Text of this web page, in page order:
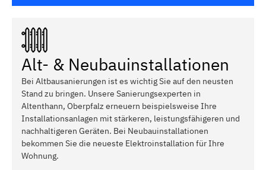
Alt- & Neubauinstallationen
Bei Altbausanierungen ist es wichtig Sie auf den neusten
Stand zu bringen. Unsere Sanierungsexperten in
Altenthann, Oberpfalz erneuern beispielsweise Ihre
Installationsanlagen mit stärkeren, leistungsfähigeren und
nachhaltigeren Geräten. Bei Neubauinstallationen
bekommen Sie die neueste Elektroinstallation für Ihre
Wohnung.